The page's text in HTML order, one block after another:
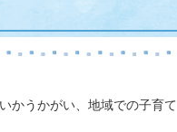
かうかがい、地域での子育て